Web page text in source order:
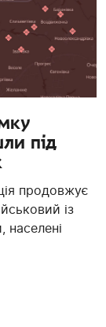
під
продовжує
із